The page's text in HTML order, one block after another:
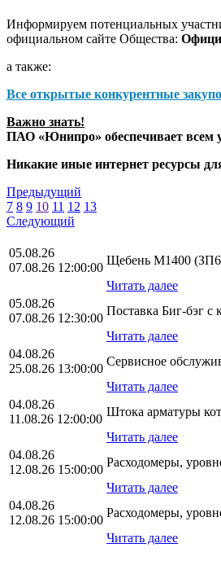
Информируем потенциальных
официальном сайте Общества:
а также:
Все открытые конкурентные
Важно знать!
ПАО «Юнипро» обеспечивает всем
Никакие иные интернет ресурсы
Предыдущий
7 8 9 10 11 12 13
Следующий
05.08.26
07.08.26 12:00:00
Щебень М1400
Читать далее
05.08.26
07.08.26 12:30:00
Поставка Биг-бэг с
Читать далее
04.08.26
25.08.26 13:00:00
Сервисное
Читать далее
04.08.26
11.08.26 12:00:00
Штока арматуры
Читать далее
04.08.26
12.08.26 15:00:00
Расходомеры,
Читать далее
04.08.26
12.08.26 15:00:00
Расходомеры,
Читать далее